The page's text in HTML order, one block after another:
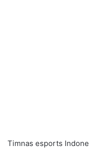
Timnas esports